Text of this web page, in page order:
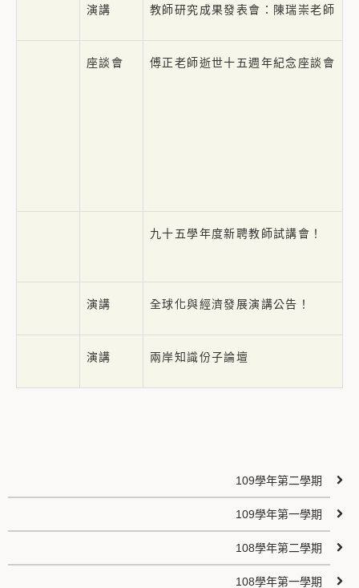
演講 教師研究成果發表會：陳瑞崇老師
座談會 傅正老師逝世十五週年紀念座談會
九十五學年度新聘教師試講會！
演講 全球化與經濟發展演講公告！
演講 兩岸知識份子論壇
109學年第二學期
109學年第一學期
108學年第二學期
108學年第一學期